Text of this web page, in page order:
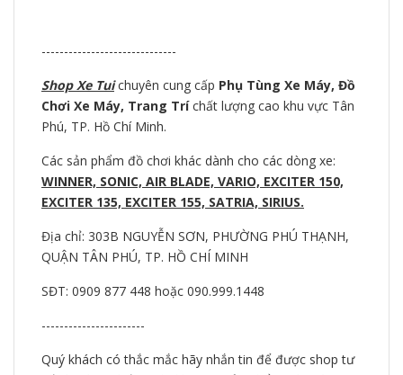
------------------------------
Shop Xe Tuichuyên cung cấp Phụ Tùng Xe Máy, Đồ
Chơi Xe Máy, Trang Tríchất lượng cao khu vực Tân
Phú, TP. Hồ Chí Minh.
Các sản phẩm đồ chơi khác dành cho các dòng xe:
WINNER, SONIC, AIR BLADE, VARIO, EXCITER 150,
EXCITER 135, EXCITER 155, SATRIA, SIRIUS.
Địa chỉ: 303B NGUYỄN SƠN, PHƯỜNG PHÚ THẠNH,
QUẬN TÂN PHÚ, TP. HỒ CHÍ MINH
SĐT: 0909 877 448 hoặc 090.999.1448
-----------------------
Quý khách có thắc mắc hãy nhắn tin để được shop tư